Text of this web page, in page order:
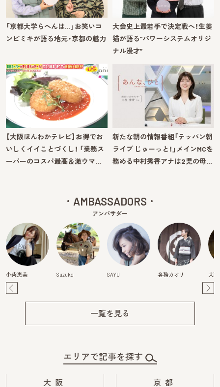
「京都大学らへんは…」お笑いコ
ンビミキが語る地元・京都の魅力
大会史上最若手で決定戦へ！生姜
猫が語る“パワーシステムオリジ
ナル漫才”
【大阪ほんわかテレビ】お得でお
いしくイイことづくし！ 「業務ス
ーパーのコスパ最高＆激ウマ…
新たな朝の情報番組「テッパン朝
ライブ じゅーっと！」メインMCを
務める中村秀香アナは2児の母…
AMBASSADORS
アンバサダー
小柴恵美 Suzuka SAYU 各務カオリ 大
一覧を見る
エリアで記事を探す
大阪 京都